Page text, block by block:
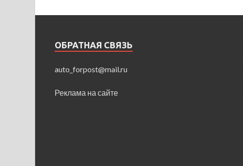
ОБРАТНАЯ СВЯЗЬ
auto_forpost@mail.ru
Реклама на сайте